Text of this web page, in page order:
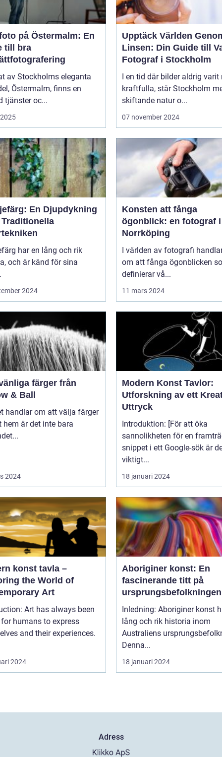
på Östermalm: En
till bra
av Stockholms eleganta
Östermalm, finns en
tjänster oc...
Upptäck Världen
Linsen: Din Guide till
Fotograf i Stockholm
I en tid där bilder aldrig varit
kraftfulla, står Stockholm
skiftande natur o...
07 november 2024
En Djupdykning
har en lång och rik
och är känd för sina
2024
Konsten att fånga
ögonblick: en fotograf i
Norrköping
I världen av fotografi
om att fånga ögonblicken
definierar vå...
11 mars 2024
färger från
& Ball
handlar om att välja färger
hem är det inte bara
2024
Modern Konst Tavlor:
Utforskning av ett
Uttryck
Introduktion: [För att öka
sannolikheten för en
snippet i ett Google-sök är
viktigt...
18 januari 2024
konst tavla –
the World of
Art
Art has always been
humans to express
and their experiences.
2024
Aboriginer konst: En
fascinerande titt på
unika konstform
Inledning: Aboriginer konst
lång och rik historia inom
Australiens
Denna...
18 januari 2024
Adress